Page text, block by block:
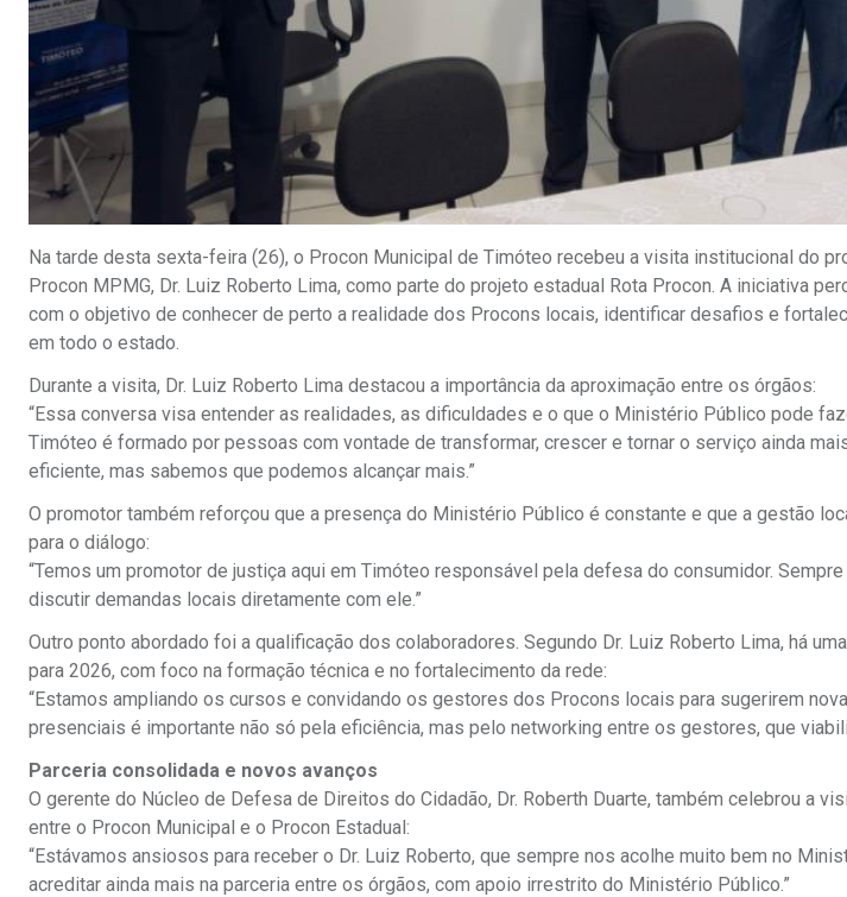
Na tarde desta sexta-feira (26), o Procon Municipal de Timóteo recebeu a visita institucional do
Procon MPMG, Dr. Luiz Roberto Lima, como parte do projeto estadual Rota Procon. A iniciativa
com o objetivo de conhecer de perto a realidade dos Procons locais, identificar desafios e
em todo o estado.
Durante a visita, Dr. Luiz Roberto Lima destacou a importância da aproximação entre os órgãos:
“Essa conversa visa entender as realidades, as dificuldades e o que o Ministério Público pode
Timóteo é formado por pessoas com vontade de transformar, crescer e tornar o serviço ainda
eficiente, mas sabemos que podemos alcançar mais.”
O promotor também reforçou que a presença do Ministério Público é constante e que a gestão
para o diálogo:
“Temos um promotor de justiça aqui em Timóteo responsável pela defesa do consumidor.
discutir demandas locais diretamente com ele.”
Outro ponto abordado foi a qualificação dos colaboradores. Segundo Dr. Luiz Roberto Lima, há
para 2026, com foco na formação técnica e no fortalecimento da rede:
“Estamos ampliando os cursos e convidando os gestores dos Procons locais para sugerirem
presenciais é importante não só pela eficiência, mas pelo networking entre os gestores, que
Parceria consolidada e novos avanços
O gerente do Núcleo de Defesa de Direitos do Cidadão, Dr. Roberth Duarte, também celebrou a
entre o Procon Municipal e o Procon Estadual:
“Estávamos ansiosos para receber o Dr. Luiz Roberto, que sempre nos acolhe muito bem no
acreditar ainda mais na parceria entre os órgãos, com apoio irrestrito do Ministério Público.”